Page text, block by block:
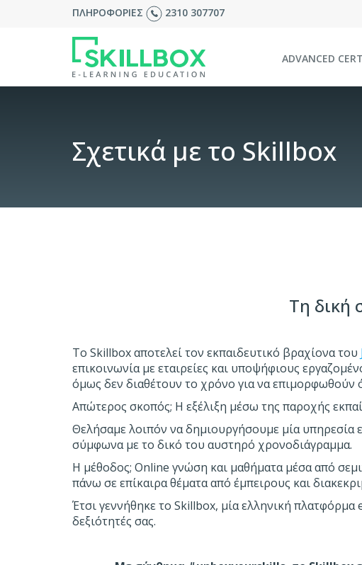
ΠΛΗΡΟΦΟΡΙΕΣ 2310 307707
ADVANCED
Σχετικά με το Skillbox
Τη δική
Το Skillbox αποτελεί τον εκπαιδευτικό βραχίονα του
επικοινωνία με εταιρείες και υποψήφιους
όμως δεν διαθέτουν το χρόνο για να επιμορφωθούν
Απώτερος σκοπός; Η εξέλιξη μέσω της παροχής
Θελήσαμε λοιπόν να δημιουργήσουμε μία υπηρεσία
σύμφωνα με το δικό του αυστηρό χρονοδιάγραμμα.
Η μέθοδος; Online γνώση και μαθήματα μέσα από
πάνω σε επίκαιρα θέματα από έμπειρους και
Έτσι γεννήθηκε το Skillbox, μία ελληνική
δεξιότητές σας.